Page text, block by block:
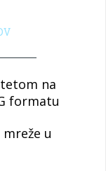
na
formatu
u